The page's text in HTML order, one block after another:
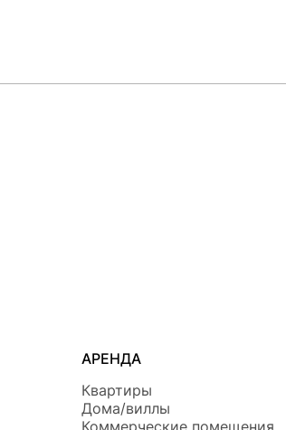
АРЕНДА
Квартиры
Дома/виллы
Коммерческие помещения